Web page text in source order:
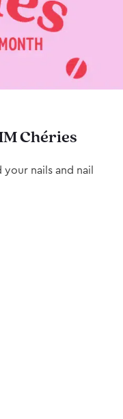
Chéries
nails and nail